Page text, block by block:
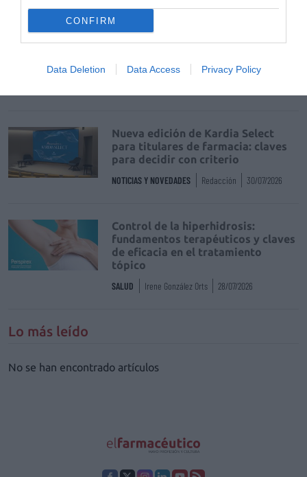
CONFIRM
Data Deletion Data Access Privacy Policy
el cuidado infantil
Nueva edición de Kardia Select
para titulares de farmacia: claves
para decidir con criterio
NOTICIAS Y NOVEDADES Redacción 30/07/2026
Control de la hiperhidrosis:
fundamentos terapéuticos y claves
de eficacia en el tratamiento
tópico
SALUD Irene González Orts 28/07/2026
Lo más leído
No se han encontrado artículos